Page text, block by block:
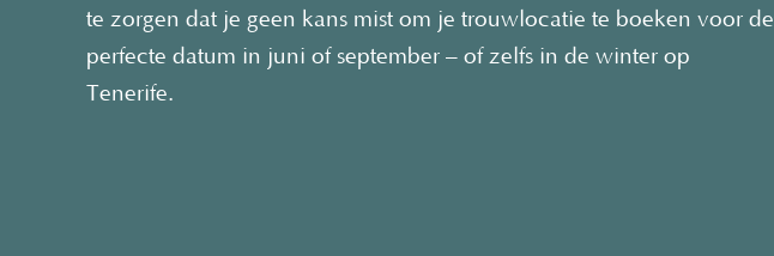
te zorgen dat je geen kans mist om je trouwlocatie te boeken voor de
perfecte datum in juni of september – of zelfs in de winter op
Tenerife.